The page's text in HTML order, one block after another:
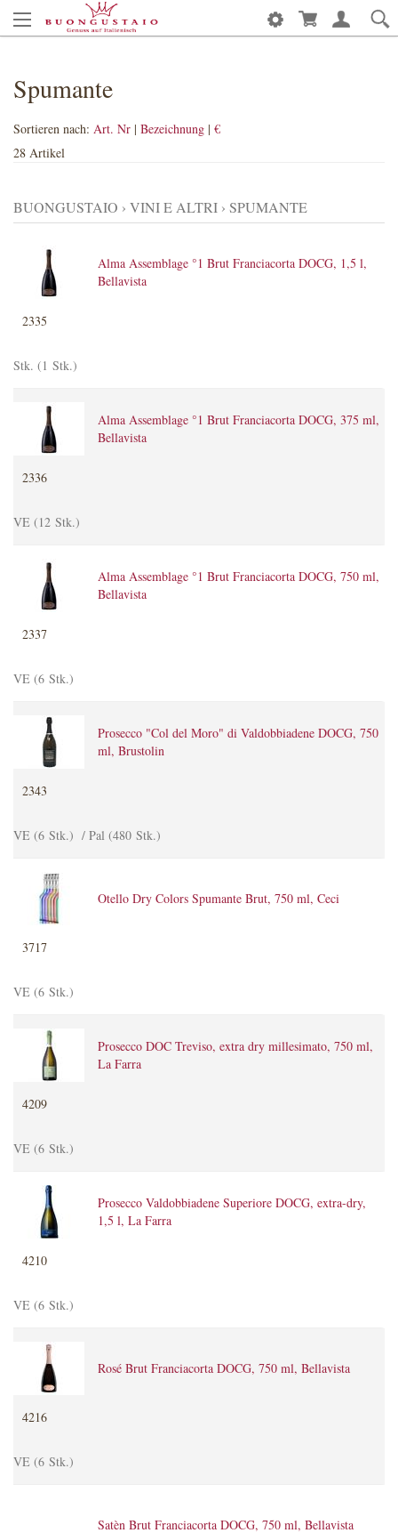
Spumante
Sortieren nach: Art. Nr | Bezeichnung | €
28 Artikel
BUONGUSTAIO › VINI E ALTRI › SPUMANTE
Alma Assemblage °1 Brut Franciacorta DOCG, 1,5 l,
Bellavista
2335
Stk. (1 Stk.)
Alma Assemblage °1 Brut Franciacorta DOCG, 375 ml,
Bellavista
2336
VE (12 Stk.)
Alma Assemblage °1 Brut Franciacorta DOCG, 750 ml,
Bellavista
2337
VE (6 Stk.)
Prosecco "Col del Moro" di Valdobbiadene DOCG, 750
ml, Brustolin
2343
VE (6 Stk.) / Pal (480 Stk.)
Otello Dry Colors Spumante Brut, 750 ml, Ceci
3717
VE (6 Stk.)
Prosecco DOC Treviso, extra dry millesimato, 750 ml,
La Farra
4209
VE (6 Stk.)
Prosecco Valdobbiadene Superiore DOCG, extra-dry,
1,5 l, La Farra
4210
VE (6 Stk.)
Rosé Brut Franciacorta DOCG, 750 ml, Bellavista
4216
VE (6 Stk.)
Satèn Brut Franciacorta DOCG, 750 ml, Bellavista